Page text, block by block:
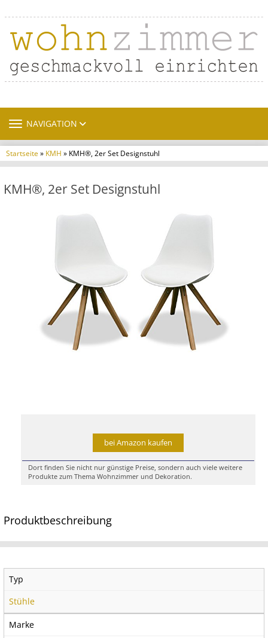
TOGGLE NAVIGATION
NAVIGATION
Startseite» KMH » KMH®, 2er Set Designstuhl
KMH®, 2er Set Designstuhl
bei Amazon kaufen
Dort finden Sie nicht nur günstige Preise, sondern auch viele weitere
Produkte zum Thema Wohnzimmer und Dekoration.
Produktbeschreibung
Typ
Stühle
Marke